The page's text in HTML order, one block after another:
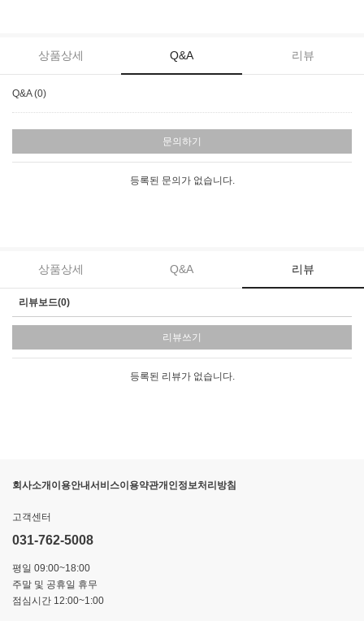
상품상세 Q&A 리뷰
Q&A (0)
문의하기
등록된 문의가 없습니다.
상품상세 Q&A 리뷰
리뷰보드(0)
리뷰쓰기
등록된 리뷰가 없습니다.
회사소개 이용안내서비스이용약관개인정보처리방침
고객센터
031-762-5008
평일 09:00~18:00
주말 및 공휴일 휴무
점심시간 12:00~1:00